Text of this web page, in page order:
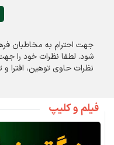
جهت احترام به مخاطبان
شود. لطفا نظرات خود را
نظرات حاوی توهين، افترا
فیلم و کلیپ